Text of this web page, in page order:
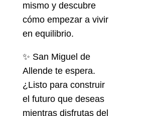
mismo y descubre
cómo empezar a vivir
en equilibrio.
✨ San Miguel de
Allende te espera.
¿Listo para construir
el futuro que deseas
mientras disfrutas del